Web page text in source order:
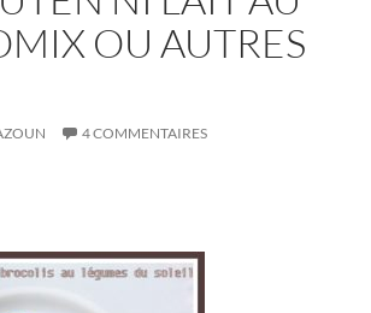
OU AUTRES
4 COMMENTAIRES